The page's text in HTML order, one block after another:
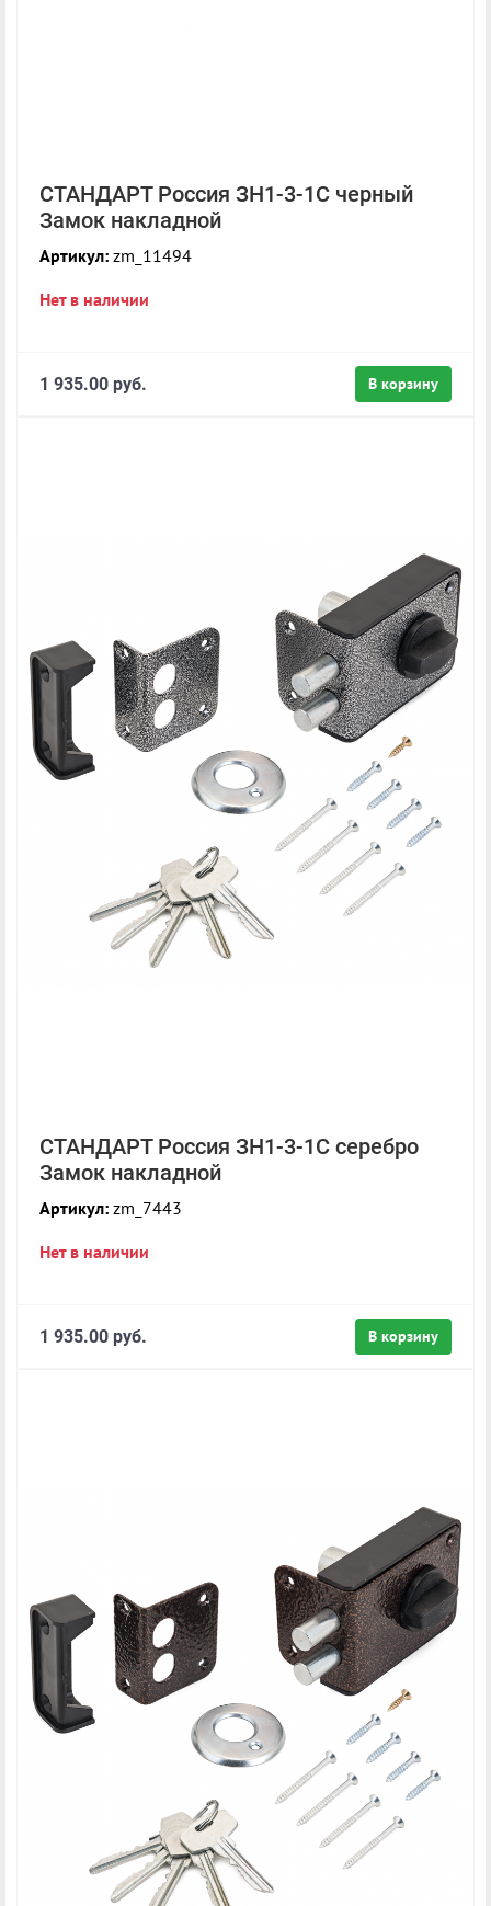
СТАНДАРТ Россия ЗН1-3-1С черный
Замок накладной
Артикул: zm_11494
Нет в наличии
В корзину
1 935.00 руб.
СТАНДАРТ Россия ЗН1-3-1С серебро
Замок накладной
Артикул: zm_7443
Нет в наличии
В корзину
1 935.00 руб.